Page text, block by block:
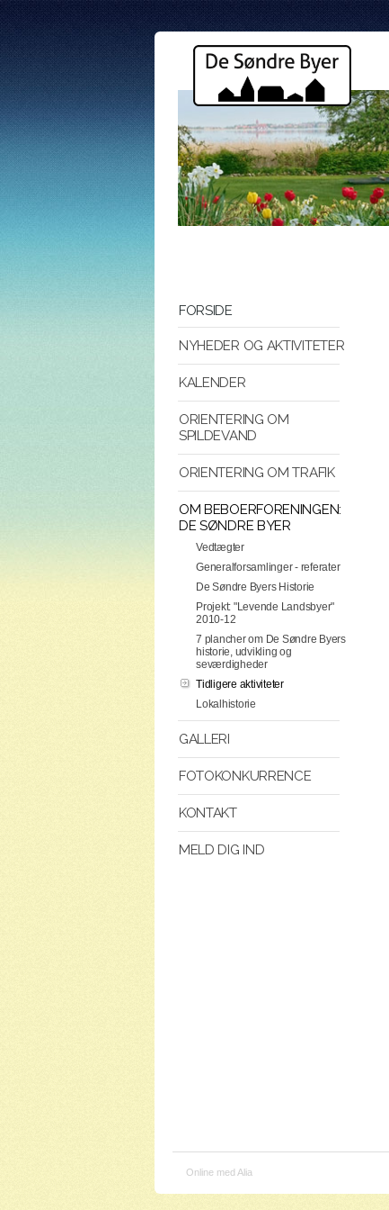
FORSIDE
NYHEDER OG AKTIVITETER
KALENDER
ORIENTERING OM
SPILDEVAND
ORIENTERING OM TRAFIK
OM BEBOERFORENINGEN:
DE SØNDRE BYER
Vedtægter
Generalforsamlinger - referater
De Søndre Byers Historie
Projekt: "Levende Landsbyer"
2010-12
7 plancher om De Søndre Byers
historie, udvikling og
seværdigheder
Tidligere aktiviteter
Lokalhistorie
GALLERI
FOTOKONKURRENCE
KONTAKT
MELD DIG IND
Online med Alia